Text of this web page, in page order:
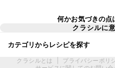
何かお気づきの点
クラシルに
カテゴリからレシピを探す
クラシルとは プライバシーポリ